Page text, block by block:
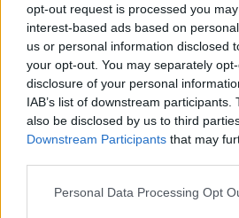
opt-out request is processed you
interest-based ads based on
us or personal information disclosed
your opt-out. You may separately
disclosure of your personal
IAB’s list of downstream
also be disclosed by us to third
Downstream Participants that may
Personal Data Processing Opt
Sok román állampolgár még
mintára kiállított személyi
azonban ezt fokozatosan
amint az új elektronikus és
igazolványok országszerte